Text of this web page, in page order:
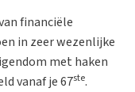
financiële
in zeer wezenlijke
met haken
vanaf je 67ste.